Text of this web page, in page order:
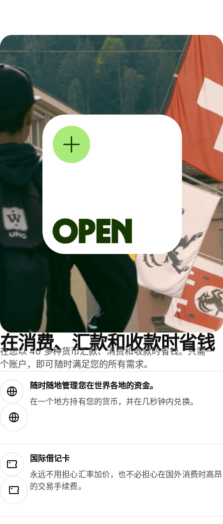
在消费、汇款和收款时省钱
在您以 40 多种货币汇款、消费和收款时省钱。只需一
个账户，即可随时满足您的所有需求。
随时随地管理您在世界各地的资金。
在一个地方持有您的货币，并在几秒钟内兑换。
国际借记卡
永远不用担心汇率加价，也不必担心在国外消费时高昂
的交易手续费。